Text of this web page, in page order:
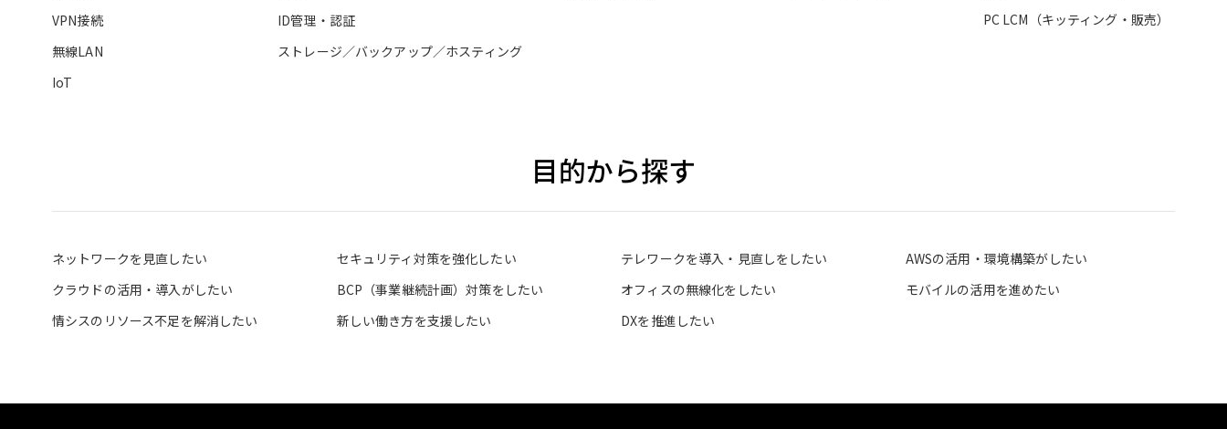
VPN接続
無線LAN
IoT
ID管理・認証
ストレージ／バックアップ／ホスティング
PC LCM（キッティング・販売）
目的から探す
ネットワークを見直したい セキュリティ対策を強化したい テレワークを導入・見直しをしたい
AWSの活用・環境構築がしたい
クラウドの活用・導入がしたい
BCP（事業継続計画）対策をしたい オフィスの無線化をしたい
モバイルの活用を進めたい
情シスのリソース不足を解消したい
新しい働き方を支援したい DXを推進したい